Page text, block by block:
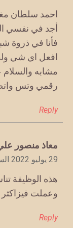
احمد سلطان
أجد في نفسي
فأنا في ذروة
افعل اي شي
مشابه والسلام
رقمي وتس واتصال
Reply
يقول
معاذ منصور
29 يوليو 2022 الساعة 12:22 م
هذه الوظيفة
وعملت
Reply